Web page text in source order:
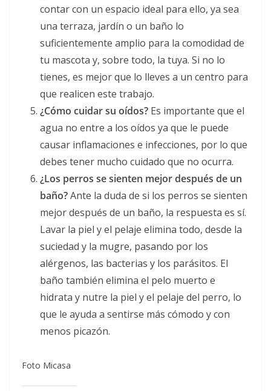
contar con un espacio ideal para ello, ya sea
una terraza, jardín o un baño lo
suficientemente amplio para la comodidad de
tu mascota y, sobre todo, la tuya. Si no lo
tienes, es mejor que lo lleves a un centro para
que realicen este trabajo.
¿Cómo cuidar su oídos? Es importante que el
agua no entre a los oídos ya que le puede
causar inflamaciones e infecciones, por lo que
debes tener mucho cuidado que no ocurra.
¿Los perros se sienten mejor después de un
baño?Ante la duda de si los perros se sienten
mejor después de un baño, la respuesta es sí.
Lavar la piel y el pelaje elimina todo, desde la
suciedad y la mugre, pasando por los
alérgenos, las bacterias y los parásitos. El
baño también elimina el pelo muerto e
hidrata y nutre la piel y el pelaje del perro, lo
que le ayuda a sentirse más cómodo y con
menos picazón.
Foto Micasa